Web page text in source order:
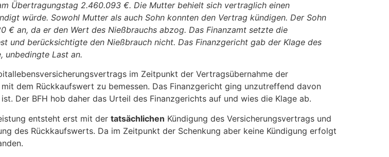
Übertragungstag 2.460.093 €. Die Mutter behielt sich vertraglich einen
würde. Sowohl Mutter als auch Sohn konnten den Vertrag kündigen. Der Sohn
€ an, da er den Wert des Nießbrauchs abzog. Das Finanzamt setzte die
und berücksichtigte den Nießbrauch nicht. Das Finanzgericht gab der Klage des
unbedingte Last an.
im Zeitpunkt der Vertragsübernahme der
dem Rückkaufswert zu bemessen. Das Finanzgericht ging unzutreffend davon
Der BFH hob daher das Urteil des Finanzgerichts auf und wies die Klage ab.
entsteht erst mit der tatsächlichen Kündigung des Versicherungsvertrags und
des Rückkaufswerts. Da im Zeitpunkt der Schenkung aber keine Kündigung erfolgt